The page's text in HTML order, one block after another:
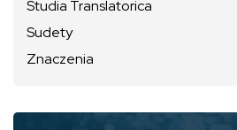
Studia Translatorica
Sudety
Znaczenia